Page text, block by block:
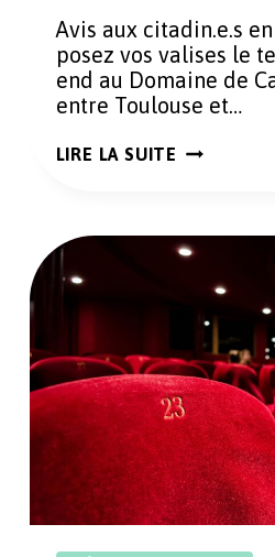
Avis aux citadin.e.s
posez vos valises le
end au Domaine de
entre Toulouse et…
LIRE LA SUITE DOMAINE
WEEK-
OCCITANIE